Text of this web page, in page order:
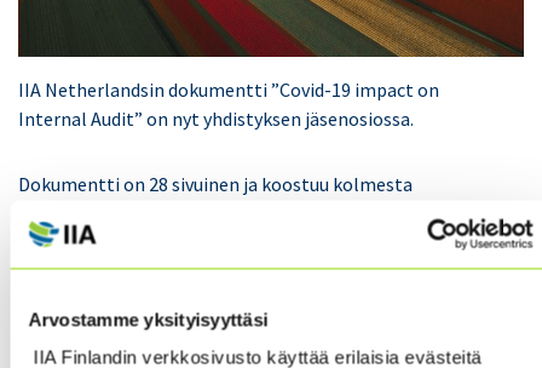
Arvostamme yksityisyyttäsi
IIA Finlandin verkkosivusto käyttää erilaisia evästeitä
IIA Netherlandsin dokumentti ”Covid-19 impact on
Internal Audit” on nyt yhdistyksen jäsenosiossa.
Dokumentti on 28 sivuinen ja koostuu kolmesta
Sisäinen tarkastus ja rooli kriisinhallinnassa,
Miten nykyinen kriisiaika vaikuttaa sisäiseen